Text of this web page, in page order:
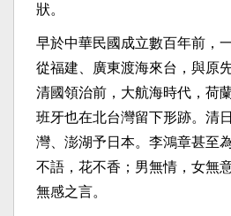
狀。
早於中華民國成立數百年前，
從福建、廣東渡海來台，與原
清國領治前，大航海時代，荷
班牙也在北台灣留下形跡。清
灣、澎湖予日本。李鴻章甚至
不語，花不香；男無情，女無
無感之言。